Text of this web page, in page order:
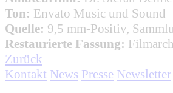
Ton: Envato Music und Sound
Quelle: 9,5 mm-Positiv,
Restaurierte Fassung:
Zurück
Kontakt News Presse Newsletter